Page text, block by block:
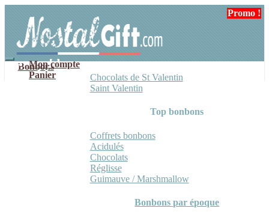
navigation
contenu
Mon compte
Panier
Bonbons
Chocolats de St Valentin
Saint Valentin
Top bonbons
Coffrets bonbons
Acidulés
Chocolats
Réglisse
Guimauve / Marshmallow
Bonbons par époque
Promo !